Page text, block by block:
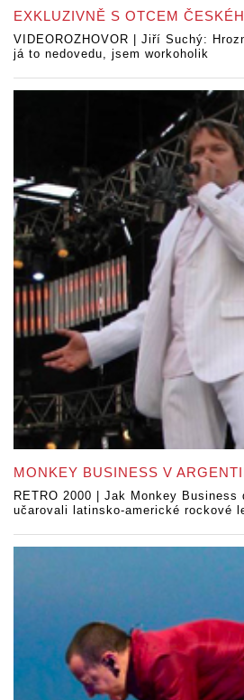
EXKLUZIVNĚ S OTCEM
VIDEOROZHOVOR | Jiří Suchý:
já to nedovedu, jsem workoholik
MONKEY BUSINESS V
RETRO 2000 | Jak Monkey
učarovali latinsko-americké rockové